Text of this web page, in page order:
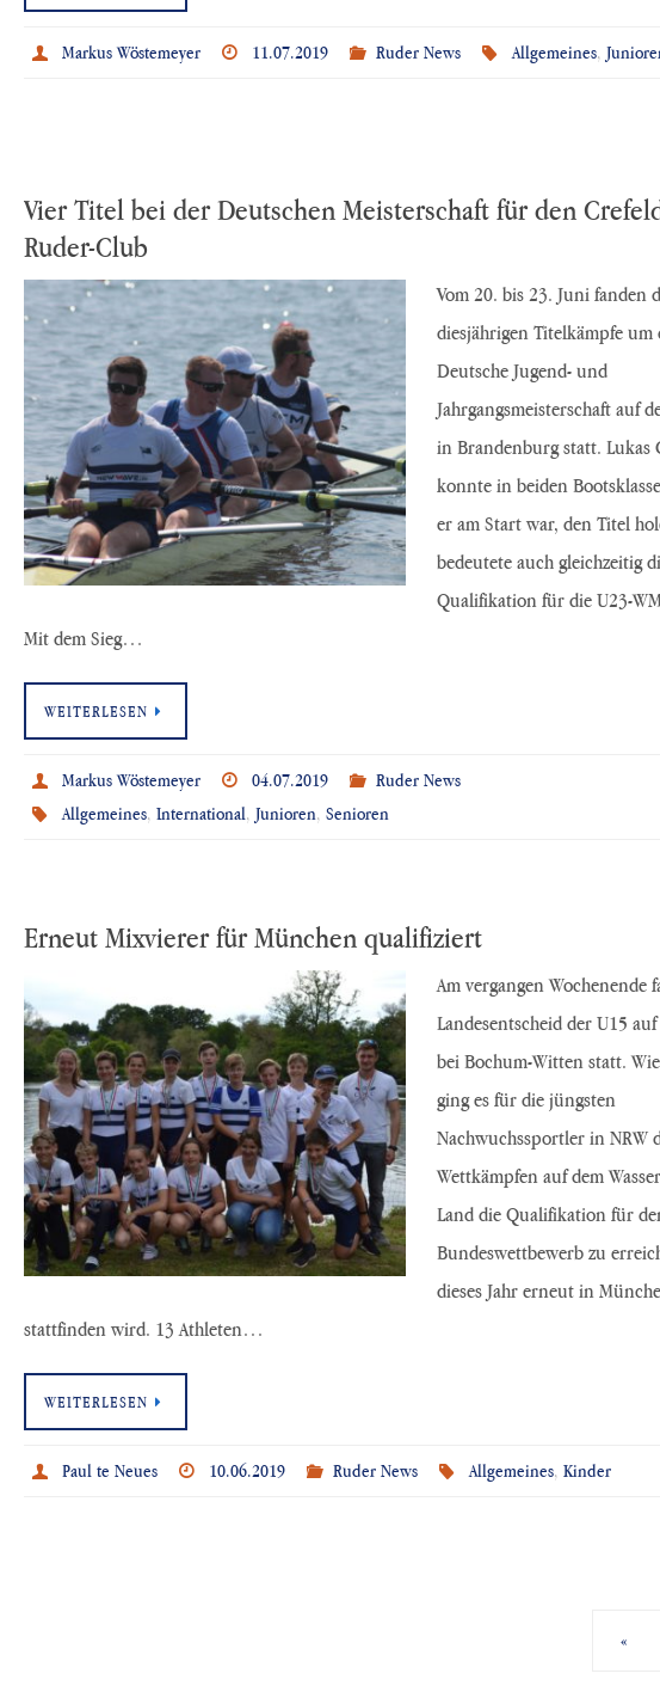
Markus Wöstemeyer 11.07.2019 Ruder News Allgemeines,
Vier Titel bei der Deutschen Meisterschaft für den
Ruder-Club
Vom 20. bis 23. Juni fanden
diesjährigen Titelkämpfe um
Deutsche Jugend- und
Jahrgangsmeisterschaft auf
in Brandenburg statt. Lukas
konnte in beiden
er am Start war, den Titel
bedeutete auch gleichzeitig
Qualifikation für die U23-
Mit dem Sieg…
WEITERLESEN
Markus Wöstemeyer 04.07.2019
Ruder News
Allgemeines, International, Junioren, Senioren
Erneut Mixvierer für München qualifiziert
Am vergangen Wochenende
Landesentscheid der U15
bei Bochum-Witten statt.
ging es für die jüngsten
Nachwuchssportler in NRW
Wettkämpfen auf dem
Land die Qualifikation für
Bundeswettbewerb zu
dieses Jahr erneut in
stattfinden wird. 13 Athleten…
WEITERLESEN
Paul te Neues 10.06.2019 Ruder News Allgemeines, Kinder
«